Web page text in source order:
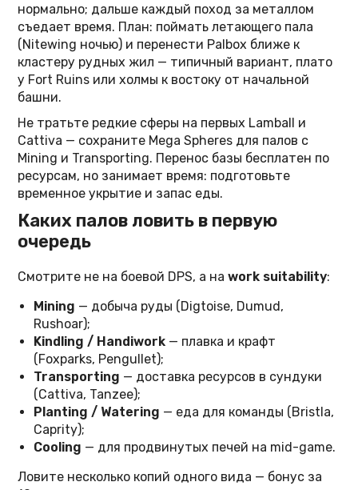
нормально; дальше каждый поход за металлом
съедает время. План: поймать летающего пала
(Nitewing ночью) и перенести Palbox ближе к
кластеру рудных жил — типичный вариант, плато
у Fort Ruins или холмы к востоку от начальной
башни.
Не тратьте редкие сферы на первых Lamball и
Cattiva — сохраните Mega Spheres для палов с
Mining и Transporting. Перенос базы бесплатен по
ресурсам, но занимает время: подготовьте
временное укрытие и запас еды.
Каких палов ловить в первую
очередь
Смотрите не на боевой DPS, а наwork suitability:
Mining — добыча руды (Digtoise, Dumud,
Rushoar);
Kindling / Handiwork — плавка и крафт
(Foxparks, Pengullet);
Transporting — доставка ресурсов в сундуки
(Cattiva, Tanzee);
Planting / Watering — еда для команды (Bristla,
Caprity);
Cooling — для продвинутых печей на mid-game.
Ловите несколько копий одного вида — бонус за